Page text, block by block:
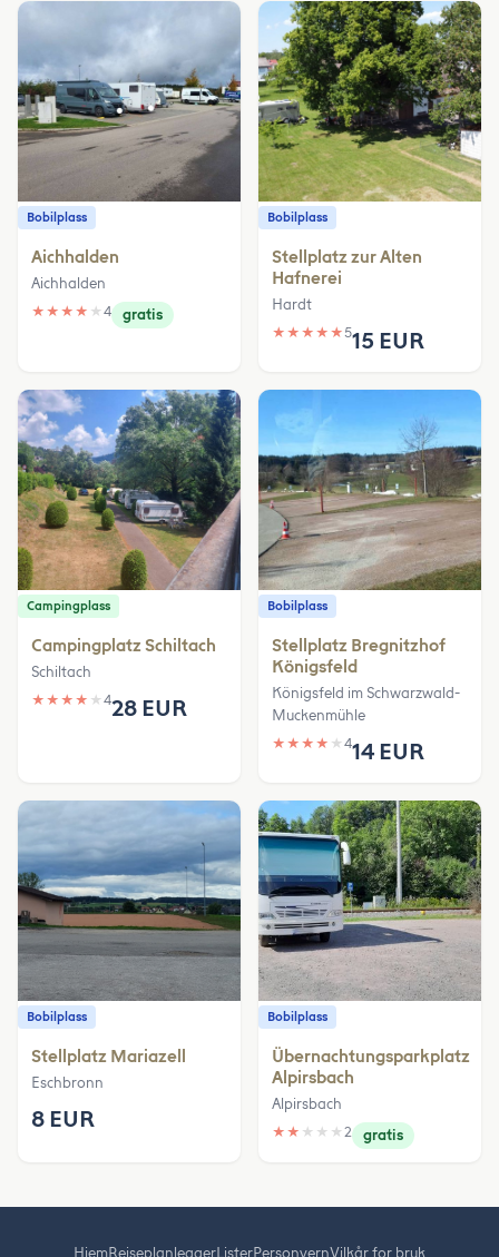
Bobilplass
Aichhalden
Aichhalden
★ ★ ★ ★ ★ 4 gratis
Bobilplass
Stellplatz zur Alten
Hafnerei
Hardt
★ ★ ★ ★ ★515 EUR
Campingplass
Campingplatz Schiltach
Schiltach
★ ★ ★ ★ ★ 428 EUR
Bobilplass
Stellplatz Bregnitzhof
Königsfeld
Königsfeld im Schwarzwald-
Muckenmühle
★ ★ ★ ★ ★ 414 EUR
Bobilplass
Stellplatz Mariazell
Eschbronn
8 EUR
Bobilplass
Übernachtungsparkplatz
Alpirsbach
Alpirsbach
★ ★ ★ ★ ★ 2 gratis
HjemReiseplanleggerListerPersonvernVilkår for bruk